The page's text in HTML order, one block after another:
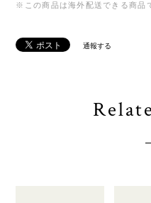
※この商品は海外配送できる商品
通報する